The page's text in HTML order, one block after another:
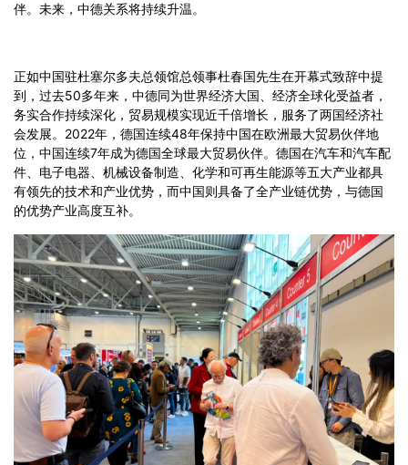
伴。未来，中德关系将持续升温。
正如中国驻杜塞尔多夫总领馆总领事杜春国先生在开幕式致辞中提
到，过去50多年来，中德同为世界经济大国、经济全球化受益者，
务实合作持续深化，贸易规模实现近千倍增长，服务了两国经济社
会发展。2022年，德国连续48年保持中国在欧洲最大贸易伙伴地
位，中国连续7年成为德国全球最大贸易伙伴。德国在汽车和汽车配
件、电子电器、机械设备制造、化学和可再生能源等五大产业都具
有领先的技术和产业优势，而中国则具备了全产业链优势，与德国
的优势产业高度互补。